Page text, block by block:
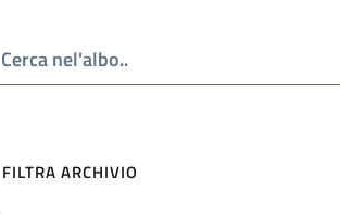
Cerca
da applicare
FILTRA ARCHIVIO